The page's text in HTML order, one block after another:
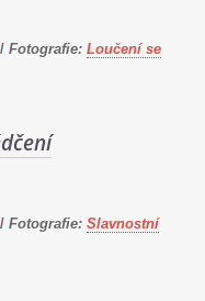
/ Fotografie: Loučení se
/ Fotografie: Slavnostní